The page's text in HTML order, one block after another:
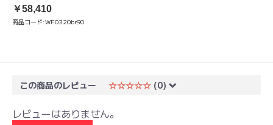
￥58,410
商品コード:WF0320br90
この商品のレビュー ☆☆☆☆☆ (0)
レビューはありません。